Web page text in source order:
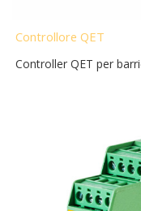
Controllore QET
Controller QET per